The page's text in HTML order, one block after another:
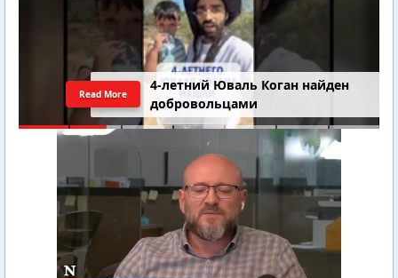
4-летний Юваль Коган найден
добровольцами
Read More